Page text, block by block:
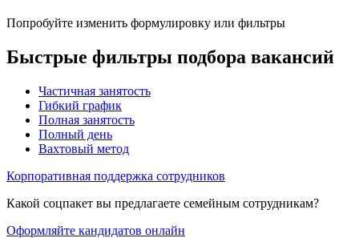
Попробуйте изменить формулировку или фильтры
Быстрые фильтры подбора вакансий
Частичная занятость
Гибкий график
Полная занятость
Полный день
Вахтовый метод
Корпоративная поддержка сотрудников
Какой соцпакет вы предлагаете семейным сотрудникам?
Оформляйте кандидатов онлайн